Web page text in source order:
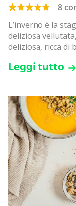
8
L’inverno è la
deliziosa
deliziosa, ricca di
Leggi tutto